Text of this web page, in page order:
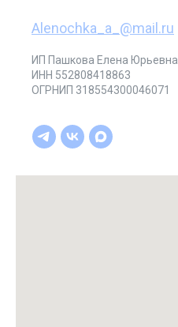
Alenochka_a_@mail.ru
ИП Пашкова Елена Юрьевна
ИНН 552808418863
ОГРНИП 318554300046071